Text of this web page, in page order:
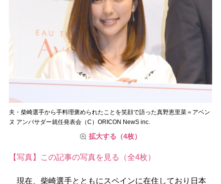
夫・柴崎選手から手料理褒められたことを笑顔で語った真野恵里菜＝アベン
ヌ アンバサダー就任発表会（C）ORICON NewS inc.
拡大する（4枚）
【写真】この記事の写真を見る（全4枚）
現在、柴崎選手とともにスペインに在住しており日本